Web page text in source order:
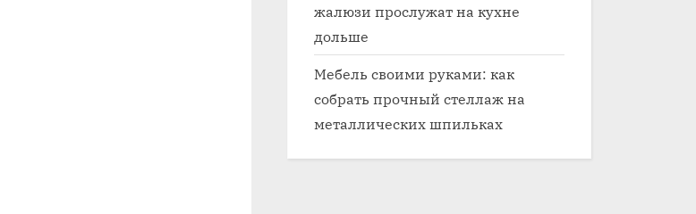
жалюзи прослужат на кухне
дольше
Мебель своими руками: как
собрать прочный стеллаж на
металлических шпильках